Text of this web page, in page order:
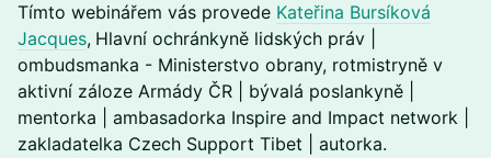
​Tímto webinářem vás provede Kateřina Bursíková
Jacques, Hlavní ochránkyně lidských práv |
ombudsmanka - Ministerstvo obrany, rotmistryně v
aktivní záloze Armády ČR | bývalá poslankyně |
mentorka | ambasadorka Inspire and Impact network |
zakladatelka Czech Support Tibet | autorka.